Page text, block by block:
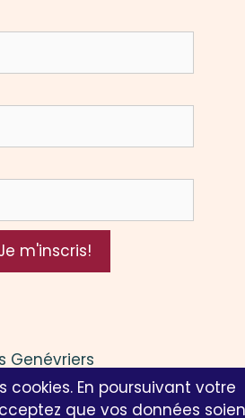
m'inscris!
Genévriers
cookies. En poursuivant votre
que vos données